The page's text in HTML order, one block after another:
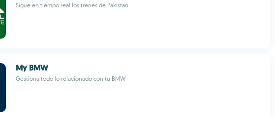
Sigue en tiempo real los trenes de Pakistan
My BMW
Gestiona todo lo relacionado con tu BMW